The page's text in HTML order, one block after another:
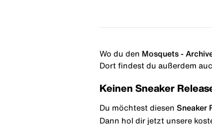
Wo du den Mosquets -
Dort findest du außerdem
Keinen Sneaker
Du möchtest diesen Sneaker
Dann hol dir jetzt unsere